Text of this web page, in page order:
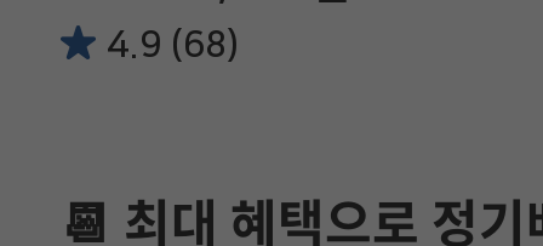
4.9 (68)
📆 최대 혜택으로 정